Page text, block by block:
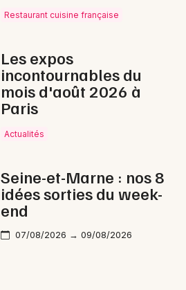
Restaurant cuisine française
Les expos
incontournables du
mois d'août 2026 à
Paris
Actualités
Seine-et-Marne : nos 8
idées sorties du week-
end
07/08/2026 → 09/08/2026